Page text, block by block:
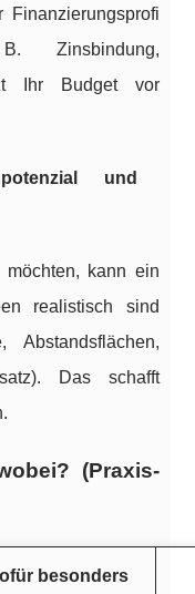
Finanzierungsprofi
Ihr Budget vor
und
kann ein
realistisch sind
Abstandsflächen,
Das schafft
(Praxis-
besonders